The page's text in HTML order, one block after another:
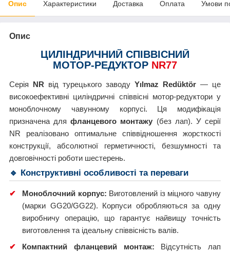
Опис Характеристики Доставка Оплата Умови
Опис
ЦИЛІНДРИЧНИЙ СПІВВІСНИЙ
МОТОР-РЕДУКТОР NR77
Серія NR від турецького заводу Yılmaz Redüktör — це
високоефективні циліндричні співвісні мотор-редуктори у
моноблочному чавунному корпусі. Ця модифікація
призначена дляфланцевого монтажу (без лап). У серії
NR реалізовано оптимальне співвідношення жорсткості
конструкції, абсолютної герметичності, безшумності та
довговічності роботи шестерень.
🔹 Конструктивні особливості та переваги
✔ Моноблочний корпус: Виготовлений із міцного чавуну
(марки GG20/GG22). Корпуси обробляються за одну
виробничу операцію, що гарантує найвищу точність
виготовлення та ідеальну співвісність валів.
✔
Компактний фланцевий монтаж: Відсутність лап